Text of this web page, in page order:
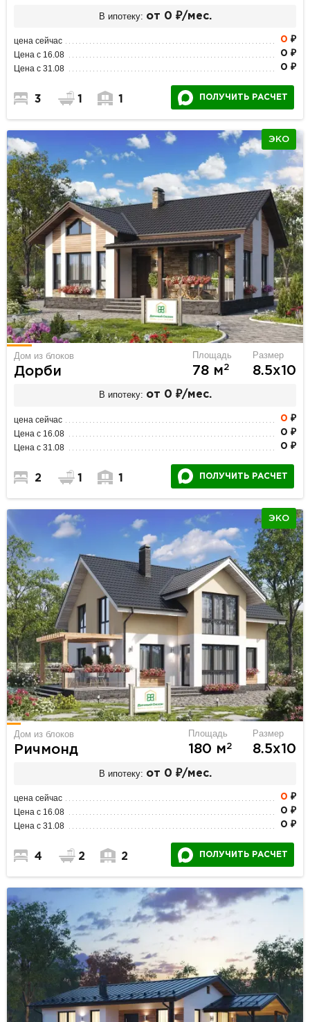
В ипотеку: от 0 ₽/мес.
цена сейчас 0 ₽
Цена с 16.08 0 ₽
Цена с 31.08 0 ₽
3 1 1 ПОЛУЧИТЬ РАСЧЕТ
ЭКО
Дом из блоков
Дорби
Площадь
78 м2
Размер
8.5х10
В ипотеку: от 0 ₽/мес.
цена сейчас 0 ₽
Цена с 16.08 0 ₽
Цена с 31.08 0 ₽
2 1 1 ПОЛУЧИТЬ РАСЧЕТ
ЭКО
Дом из блоков
Ричмонд
Площадь
180 м2
Размер
8.5х10
В ипотеку: от 0 ₽/мес.
цена сейчас 0 ₽
Цена с 16.08 0 ₽
Цена с 31.08 0 ₽
4 2 2 ПОЛУЧИТЬ РАСЧЕТ